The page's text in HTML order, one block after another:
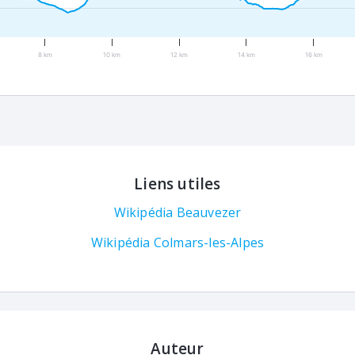
8 km 10 km 12 km 14 km 16 km
Liens utiles
Wikipédia Beauvezer
Wikipédia Colmars-les-Alpes
Auteur